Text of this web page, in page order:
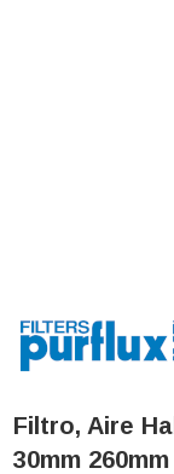
Filtro, Aire
30mm 260mm